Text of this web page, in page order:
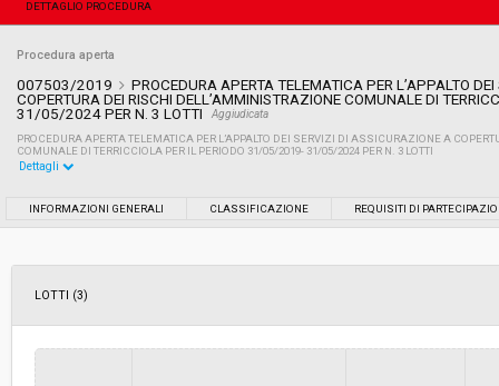
DETTAGLIO PROCEDURA
Procedura aperta
007503/2019
PROCEDURA APERTA TELEMATICA PER L’APPALTO
COPERTURA DEI RISCHI DELL’AMMINISTRAZIONE COMUNALE DI
31/05/2024 PER N. 3 LOTTI
Aggiudicata
PROCEDURA APERTA TELEMATICA PER L’APPALTO DEI SERVIZI DI ASSICURAZIONE A
COMUNALE DI TERRICCIOLA PER IL PERIODO 31/05/2019- 31/05/2024 PER N. 3 LOTTI
Data pubblicazione:
Dettagli
INFORMAZIONI GENERALI CLASSIFICAZIONE REQUISITI DI
LOTTI (3)